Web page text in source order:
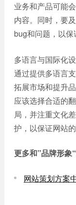
业务和产品可能
内容。同时，要
bug和问题，以保
多语言与国际化
通过提供多语言
拓展市场和提升
应该选择合适的
局，并注重文化
护，以保证网站的
更多和”品牌形象“
网站策划方案